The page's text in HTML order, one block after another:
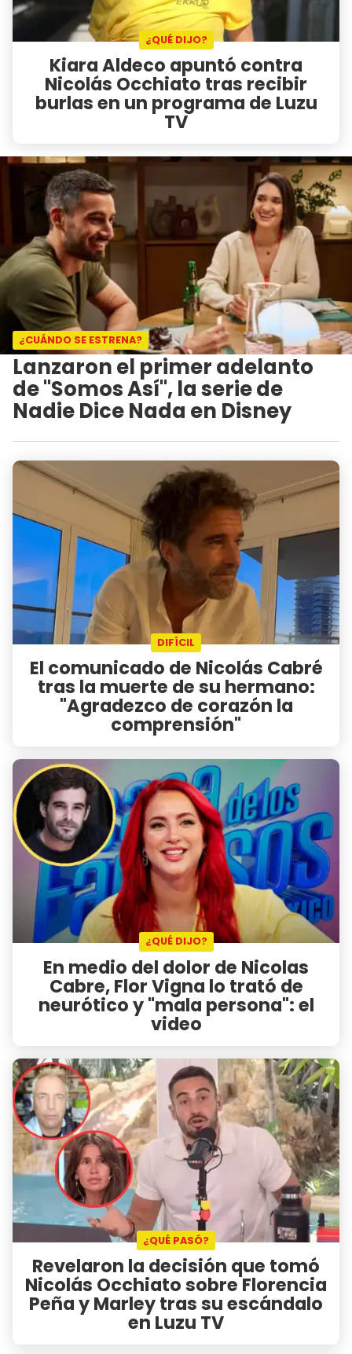
¿QUÉ DIJO?
Kiara Aldeco apuntó contra
Nicolás Occhiato tras recibir
burlas en un programa de Luzu
TV
¿CUÁNDO SE ESTRENA?
Lanzaron el primer adelanto
de "Somos Así", la serie de
Nadie Dice Nada en Disney
DIFÍCIL
El comunicado de Nicolás Cabré
tras la muerte de su hermano:
"Agradezco de corazón la
comprensión"
¿QUÉ DIJO?
En medio del dolor de Nicolas
Cabre, Flor Vigna lo trató de
neurótico y "mala persona": el
video
¿QUÉ PASÓ?
Revelaron la decisión que tomó
Nicolás Occhiato sobre Florencia
Peña y Marley tras su escándalo
en Luzu TV